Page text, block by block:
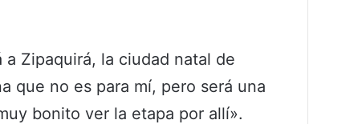
Zipaquirá, la ciudad natal de
que no es para mí, pero será una
bonito ver la etapa por allí».